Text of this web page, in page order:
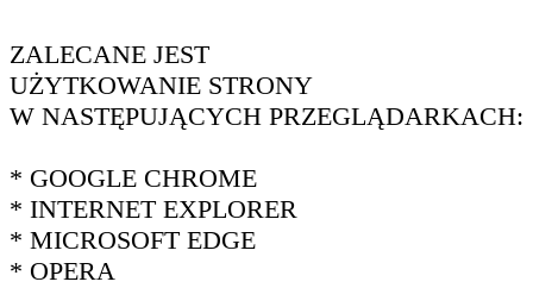
ZALECANE JEST
UŻYTKOWANIE STRONY
W NASTĘPUJĄCYCH PRZEGLĄDARKACH:
* GOOGLE CHROME
* INTERNET EXPLORER
* MICROSOFT EDGE
* OPERA